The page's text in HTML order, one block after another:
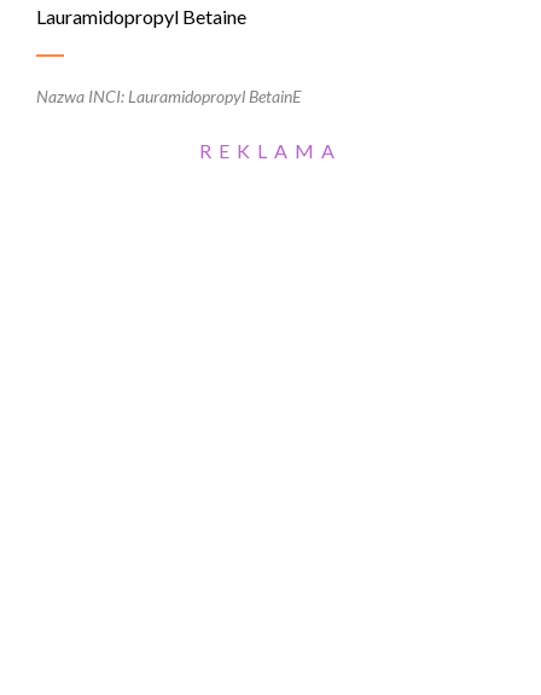
Lauramidopropyl Betaine
Nazwa INCI: Lauramidopropyl BetainE
REKLAMA